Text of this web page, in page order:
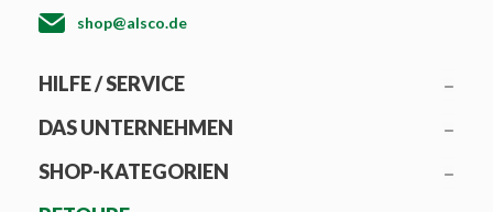
shop@alsco.de
HILFE / SERVICE
DAS UNTERNEHMEN
SHOP-KATEGORIEN